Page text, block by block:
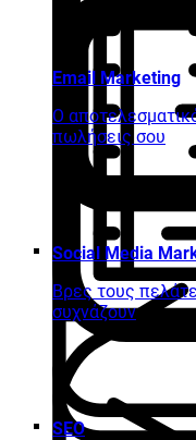
Email Marketing
Ο
πωλήσεις σου
Social Media
Βρες τους
συχνάζουν
SEO